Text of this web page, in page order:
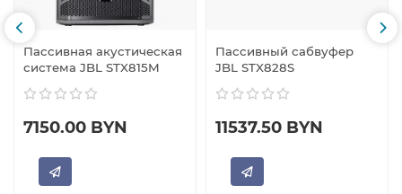
Пассивная акустическая
система JBL STX815M
7150.00 BYN
Пассивный сабвуфер
JBL STX828S
11537.50 BYN